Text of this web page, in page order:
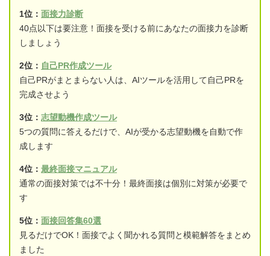
1位： 面接力診断
40点以下は要注意！面接を受ける前にあなたの面接力を診断
しましょう
2位： 自己PR作成ツール
自己PRがまとまらない人は、AIツールを活用して自己PRを
完成させよう
3位： 志望動機作成ツール
5つの質問に答えるだけで、AIが受かる志望動機を自動で作
成します
4位： 最終面接マニュアル
通常の面接対策では不十分！最終面接は個別に対策が必要で
す
5位： 面接回答集60選
見るだけでOK！面接でよく聞かれる質問と模範解答をまとめ
ました